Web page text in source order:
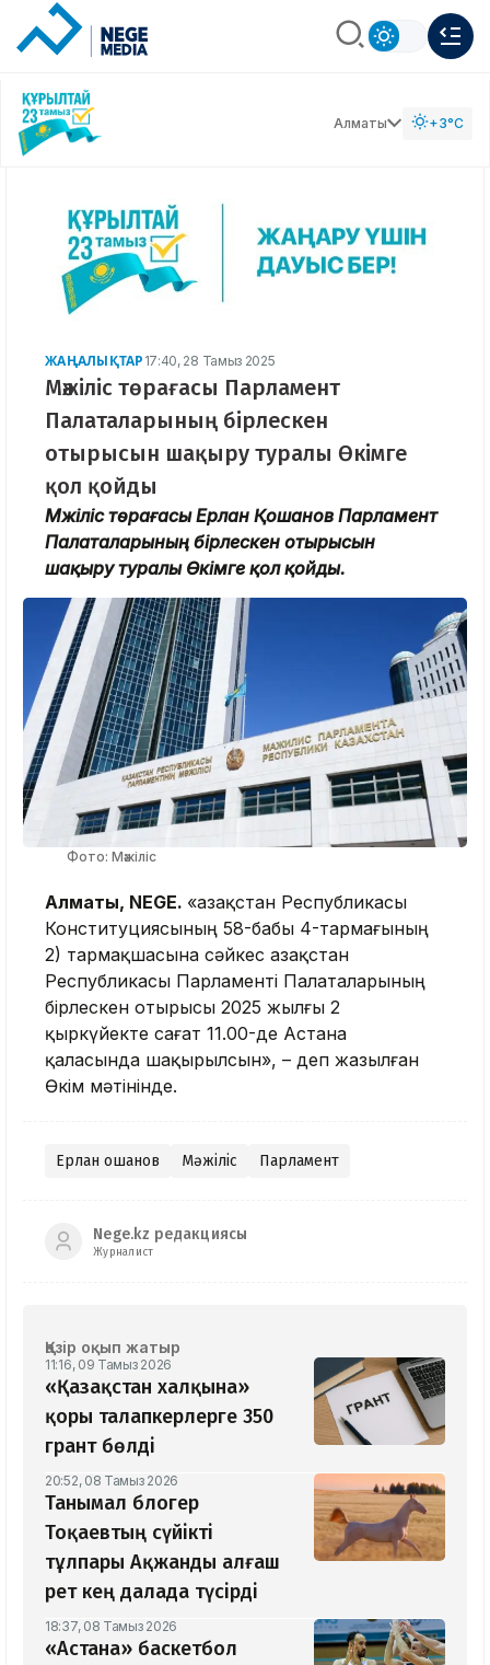
Алматы +3°C
ЖАҢАЛЫҚТАР 17:40, 28 Тамыз 2025
Мәжіліс төрағасы Парламент
Палаталарының бірлескен
отырысын шақыру туралы Өкімге
қол қойды
Мәжіліс төрағасы Ерлан Қошанов Парламент
Палаталарының бірлескен отырысын
шақыру туралы Өкімге қол қойды.
Фото: Мәжіліс
Алматы, NEGE. «Қазақстан Республикасы
Конституциясының 58-бабы 4-тармағының
2) тармақшасына сәйкес Қазақстан
Республикасы Парламенті Палаталарының
бірлескен отырысы 2025 жылғы 2
қыркүйекте сағат 11.00-де Астана
қаласында шақырылсын», – деп жазылған
Өкім мәтінінде.
Ерлан Қошанов Мәжіліс Парламент
Nege.kz редакциясы
Журналист
Қазір оқып жатыр
11:16, 09 Тамыз 2026
«Қазақстан халқына»
қоры талапкерлерге 350
грант бөлді
20:52, 08 Тамыз 2026
Танымал блогер
Тоқаевтың сүйікті
тұлпары Ақжанды алғаш
рет кең далада түсірді
18:37, 08 Тамыз 2026
«Астана» баскетбол